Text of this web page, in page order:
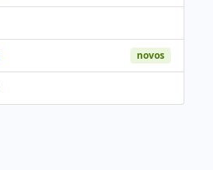
novos